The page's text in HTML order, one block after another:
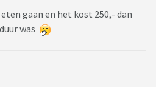
gaan en het kost 250,- dan
was